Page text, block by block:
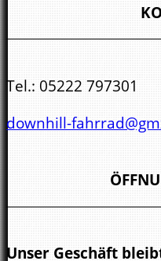
Tel.: 05222 797301
downhill-
Unser Geschäft